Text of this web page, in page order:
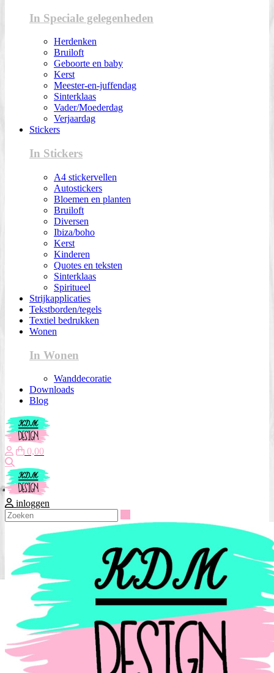
In Speciale gelegenheden
Herdenken
Bruiloft
Geboorte en baby
Kerst
Meester-en-juffendag
Sinterklaas
Vader/Moederdag
Verjaardag
Stickers
In Stickers
A4 stickervellen
Autostickers
Bloemen en planten
Bruiloft
Diversen
Ibiza/boho
Kerst
Kinderen
Quotes en teksten
Sinterklaas
Spiritueel
Strijkapplicaties
Tekstborden/tegels
Textiel bedrukken
Wonen
In Wonen
Wanddecoratie
Downloads
Blog
0,00
inloggen